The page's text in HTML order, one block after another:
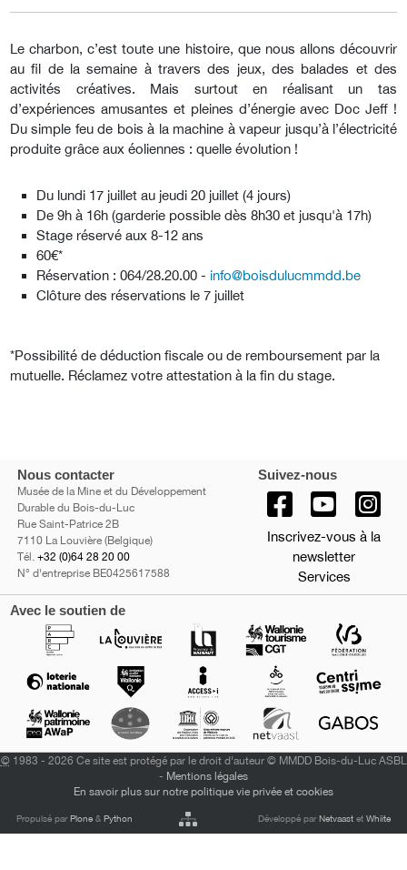
Le charbon, c’est toute une histoire, que nous allons découvrir
au fil de la semaine à travers des jeux, des balades et des
activités créatives. Mais surtout en réalisant un tas
d’expériences amusantes et pleines d’énergie avec Doc Jeff !
Du simple feu de bois à la machine à vapeur jusqu’à l’électricité
produite grâce aux éoliennes : quelle évolution !
Du lundi 17 juillet au jeudi 20 juillet (4 jours)
De 9h à 16h (garderie possible dès 8h30 et jusqu'à 17h)
Stage réservé aux 8-12 ans
60€*
Réservation : 064/28.20.00 - info@boisdulucmmdd.be
Clôture des réservations le 7 juillet
*Possibilité de déduction fiscale ou de remboursement par la
mutuelle. Réclamez votre attestation à la fin du stage.
Nous contacter
Musée de la Mine et du Développement
Durable du Bois-du-Luc
Rue Saint-Patrice 2B
7110 La Louvière (Belgique)
Tél. +32 (0)64 28 20 00
N° d'entreprise BE0425617588
Suivez-nous
Inscrivez-vous à la
newsletter
Services
Avec le soutien de
©1983 - 2026 Ce site est protégé par le droit d'auteur © MMDD Bois-du-Luc ASBL
- Mentions légales
En savoir plus sur notre politique vie privée et cookies
Propulsé parPlone &Python Développé parNetvaastet Whiite